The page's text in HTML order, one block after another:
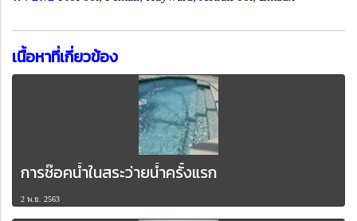
เนื้อหาที่เกี่ยวข้อง
การช๊อคน้ำในสระว่ายน้ำครั้งแรก
2 พ.ย. 2563